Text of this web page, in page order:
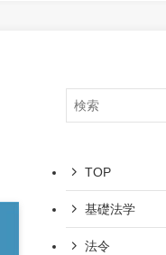
TOP
基礎法学
法令